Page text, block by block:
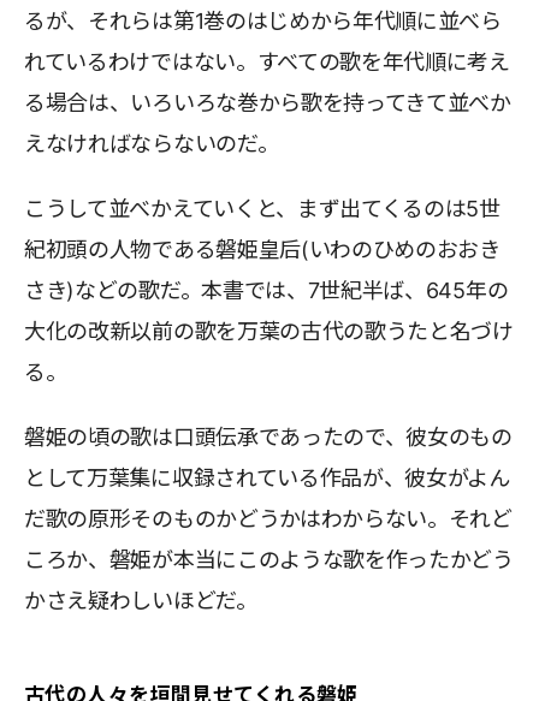
るが、それらは第1巻のはじめから年代順に並べら
れているわけではない。すべての歌を年代順に考え
る場合は、いろいろな巻から歌を持ってきて並べか
えなければならないのだ。
こうして並べかえていくと、まず出てくるのは5世
紀初頭の人物である磐姫皇后(いわのひめのおおき
さき)などの歌だ。本書では、7世紀半ば、645年の
大化の改新以前の歌を万葉の古代の歌うたと名づけ
る。
磐姫の頃の歌は口頭伝承であったので、彼女のもの
として万葉集に収録されている作品が、彼女がよん
だ歌の原形そのものかどうかはわからない。それど
ころか、磐姫が本当にこのような歌を作ったかどう
かさえ疑わしいほどだ。
古代の人々を垣間見せてくれる磐姫